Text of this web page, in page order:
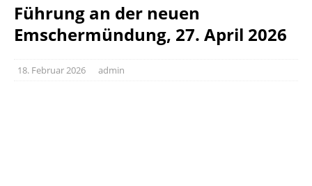
Führung an der neuen
Emschermündung, 27. April 2026
18. Februar 2026 admin